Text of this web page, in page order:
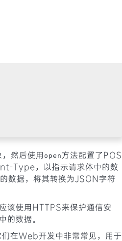
然后使用 open 方法配置了POS
Type，以指示请求体中的数
数据，将其转换为JSON字符
该使用HTTPS来保护通信安
的数据。
在Web开发中非常常见，用于